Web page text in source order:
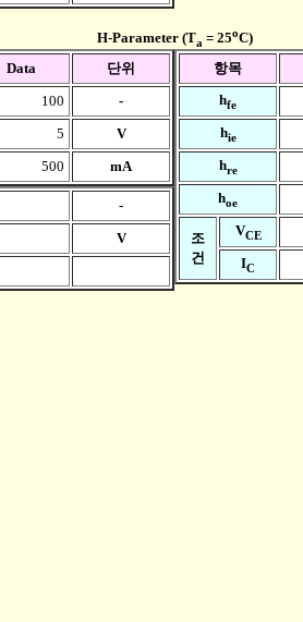
H-Parameter (Ta = 25oC)
Data
단위
100 -
5
V
500 mA
-
V
항목
hfe
hie
hre
hoe
조
건
VCE
IC